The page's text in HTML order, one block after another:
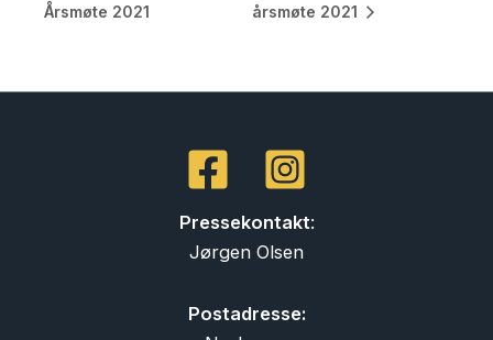
Årsmøte 2021
årsmøte 2021
Pressekontakt:
Jørgen Olsen
Postadresse: